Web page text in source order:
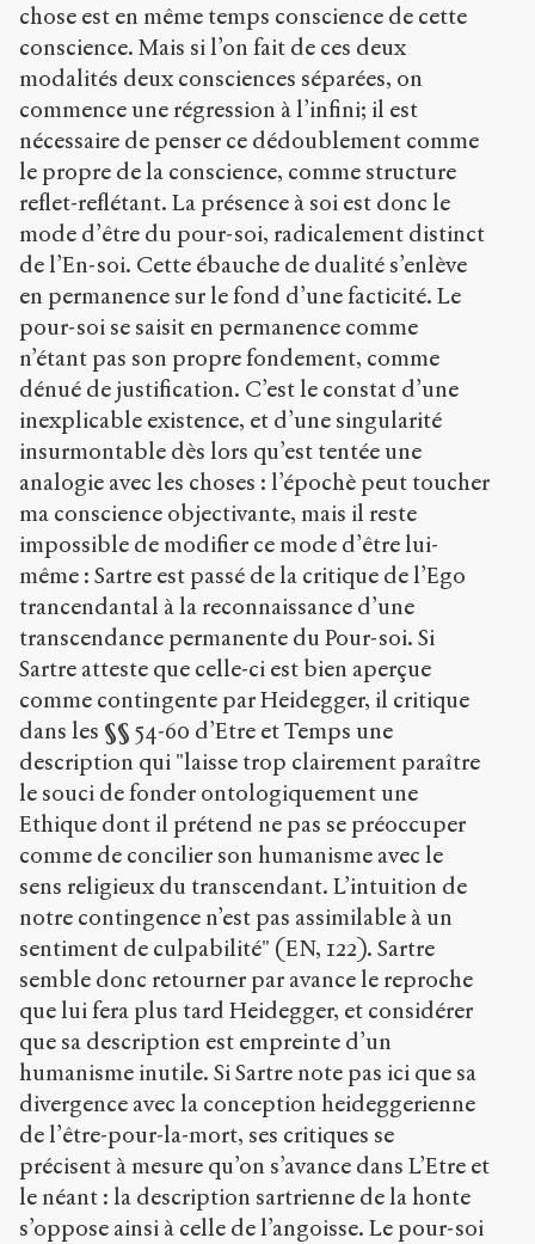
chose est en même temps conscience de cette
conscience. Mais si l’on fait de ces deux
modalités deux consciences séparées, on
commence une régression à l’infini; il est
nécessaire de penser ce dédoublement comme
le propre de la conscience, comme structure
reflet-reflétant. La présence à soi est donc le
mode d’être du pour-soi, radicalement distinct
de l’En-soi. Cette ébauche de dualité s’enlève
en permanence sur le fond d’une facticité. Le
pour-soi se saisit en permanence comme
n’étant pas son propre fondement, comme
dénué de justification. C’est le constat d’une
inexplicable existence, et d’une singularité
insurmontable dès lors qu’est tentée une
analogie avec les choses : l’épochè peut toucher
ma conscience objectivante, mais il reste
impossible de modifier ce mode d’être lui-
même : Sartre est passé de la critique de l’Ego
trancendantal à la reconnaissance d’une
transcendance permanente du Pour-soi. Si
Sartre atteste que celle-ci est bien aperçue
comme contingente par Heidegger, il critique
dans les §§ 54-60 d’Etre et Temps une
description qui "laisse trop clairement paraître
le souci de fonder ontologiquement une
Ethique dont il prétend ne pas se préoccuper
comme de concilier son humanisme avec le
sens religieux du transcendant. L’intuition de
notre contingence n’est pas assimilable à un
sentiment de culpabilité" (EN, 122). Sartre
semble donc retourner par avance le reproche
que lui fera plus tard Heidegger, et considérer
que sa description est empreinte d’un
humanisme inutile. Si Sartre note pas ici que sa
divergence avec la conception heideggerienne
de l’être-pour-la-mort, ses critiques se
précisent à mesure qu’on s’avance dans L’Etre et
le néant : la description sartrienne de la honte
s’oppose ainsi à celle de l’angoisse. Le pour-soi